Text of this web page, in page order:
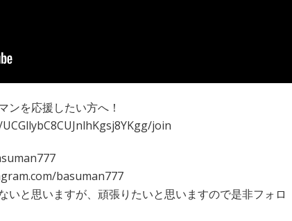
【SmashDunk】
ク)
ンを応援したい方へ！
join
basuman777
いと思いますが、頑張りたいと思いますので是非フォロ